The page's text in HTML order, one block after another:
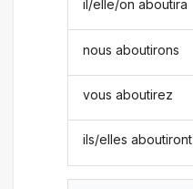
il/elle/on aboutira
nous aboutirons
vous aboutirez
ils/elles aboutiront